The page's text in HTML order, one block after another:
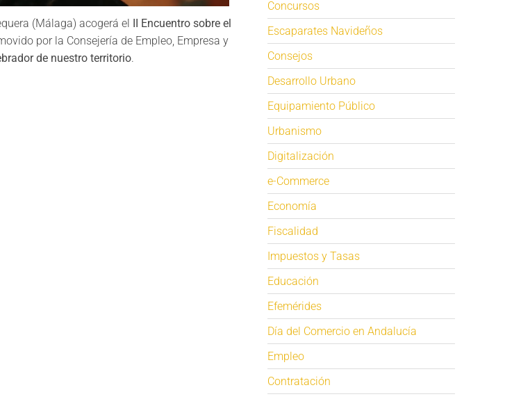
(Málaga) acogerá el
II Encuentro sobre el
por la Consejería de Empleo, Empresa y
de nuestro territorio.
Concursos
Escaparates Navideños
Consejos
Desarrollo Urbano
Equipamiento Público
Urbanismo
Digitalización
e-Commerce
Economía
Fiscalidad
Impuestos y Tasas
Educación
Efemérides
Día del Comercio en Andalucía
Empleo
Contratación